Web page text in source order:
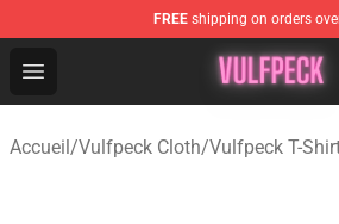
FREE shipping on orders
Open menu
Vulfpeck Shop - Official
Accueil/Vulfpeck Cloth/Vulfpeck T-